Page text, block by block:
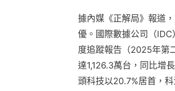
據內媒《正解局》報道
優。國際數據公司（
度追蹤報告（2025年第
達1,126.3萬台，同比增
頭科技以20.7%居首，